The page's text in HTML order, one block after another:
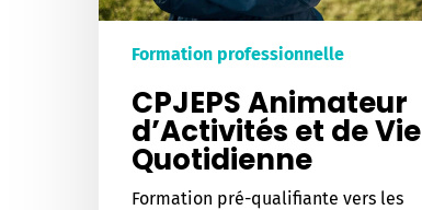
Formation professionnelle
CPJEPS Animateur
d’Activités et de Vie
Quotidienne
Formation pré-qualifiante vers les